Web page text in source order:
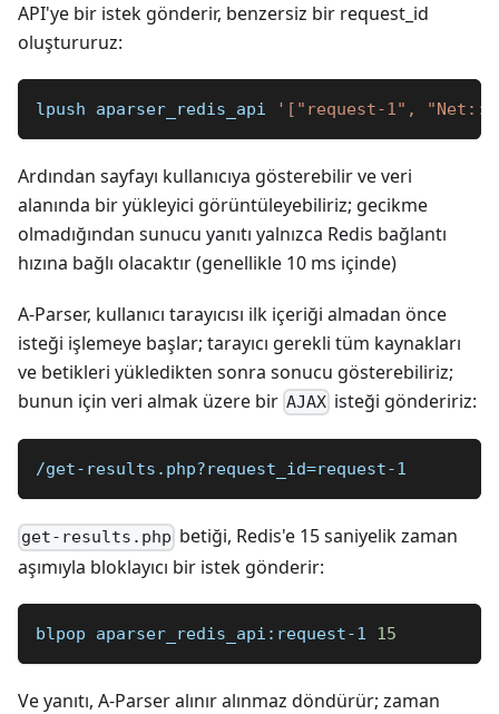
API'ye bir istek gönderir, benzersiz bir request_id
oluştururuz:
​lpush aparser_redis_api '["request-1",
Ardından sayfayı kullanıcıya gösterebilir ve veri
alanında bir yükleyici görüntüleyebiliriz; gecikme
olmadığından sunucu yanıtı yalnızca Redis bağlantı
hızına bağlı olacaktır (genellikle 10 ms içinde)
A-Parser, kullanıcı tarayıcısı ilk içeriği almadan önce
isteği işlemeye başlar; tarayıcı gerekli tüm kaynakları
ve betikleri yükledikten sonra sonucu gösterebiliriz;
bunun için veri almak üzere bir AJAX isteği göndeririz:
/get-results.php?request_id=request-1
get-results.php betiği, Redis'e 15 saniyelik zaman
aşımıyla bloklayıcı bir istek gönderir:
blpop aparser_redis_api:request-1 15
Ve yanıtı, A-Parser alınır alınmaz döndürür; zaman